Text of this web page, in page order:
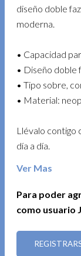
diseño doble
moderna.
• Capacidad
• Diseño doble
• Tipo sobre,
• Material:
Llévalo contigo
día a día.
Destaca tu
transparente
estudiar en
Ver Mas
Para poder
como usuario